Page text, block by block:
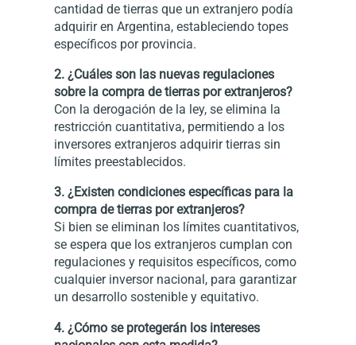
cantidad de tierras que un extranjero podía
adquirir en Argentina, estableciendo topes
específicos por provincia.
2. ¿Cuáles son las nuevas regulaciones
sobre la compra de tierras por extranjeros?
Con la derogación de la ley, se elimina la
restricción cuantitativa, permitiendo a los
inversores extranjeros adquirir tierras sin
límites preestablecidos.
3. ¿Existen condiciones específicas para la
compra de tierras por extranjeros?
Si bien se eliminan los límites cuantitativos,
se espera que los extranjeros cumplan con
regulaciones y requisitos específicos, como
cualquier inversor nacional, para garantizar
un desarrollo sostenible y equitativo.
4. ¿Cómo se protegerán los intereses